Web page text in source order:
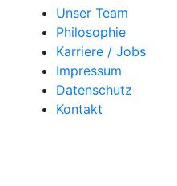
Unser Team
Philosophie
Karriere / Jobs
Impressum
Datenschutz
Kontakt